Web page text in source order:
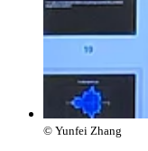
© Yunfei Zhang